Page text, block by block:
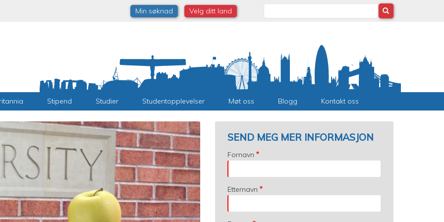
Min søknad Velg ditt land
Stipend Studier Studentopplevelser Møt oss Blogg Kontakt oss
SEND MEG MER INFORMASJON
Fornavn
Etternavn